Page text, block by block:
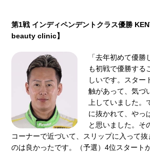
第1戦 インディペンデントクラス優勝
beauty clinic】
「去年初めて優
も初戦で優勝する
しいです。スター
触があって、気づ
上していました
に抜かれて、やっ
と思いました。そ
コーナーで近づいて、スリップに⼊って
のは良かったです。（予選）4位スタート